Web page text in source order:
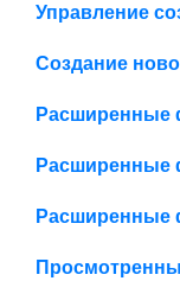
Управление
Создание
Расширенные
Расширенные
Расширенные